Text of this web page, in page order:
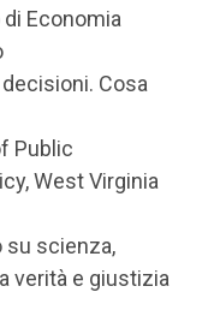
di Economia
Cosa
Public
West Virginia
su scienza,
verità e giustizia